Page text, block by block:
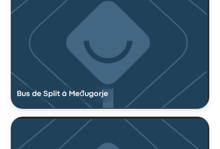
Bus de Split à Međugorje